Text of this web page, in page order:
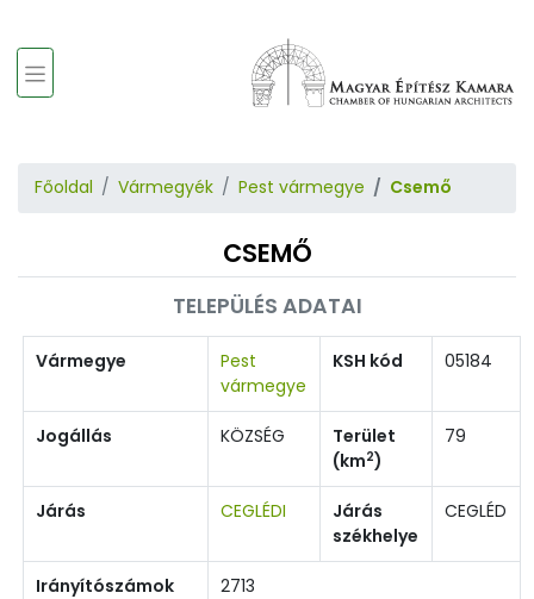
Főoldal Vármegyék Pest vármegye Csemő
CSEMŐ
TELEPÜLÉS ADATAI
Vármegye
Pest
vármegye
KSH kód 05184
Jogállás KÖZSÉG
Terület
(km2)
79
Járás CEGLÉDI
Járás
székhelye
CEGLÉD
Irányítószámok 2713